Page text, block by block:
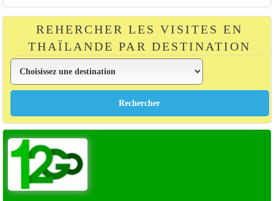
REHERCHER LES VISITES EN
THAÏLANDE PAR DESTINATION